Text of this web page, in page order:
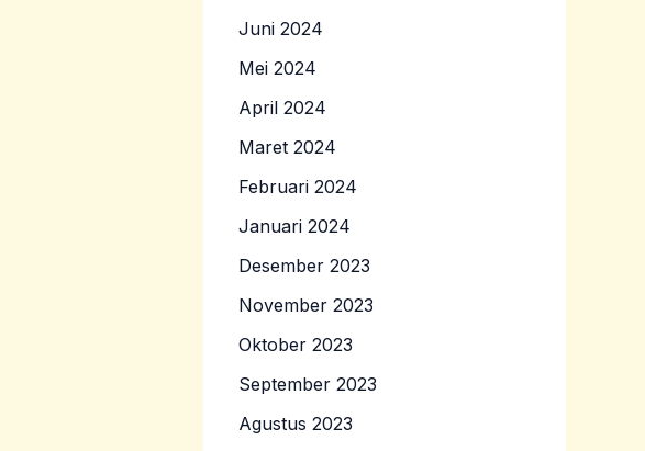
Juni 2024
Mei 2024
April 2024
Maret 2024
Februari 2024
Januari 2024
Desember 2023
November 2023
Oktober 2023
September 2023
Agustus 2023